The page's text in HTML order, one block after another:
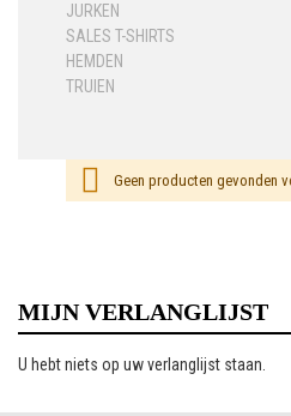
Geen producten gevonden
JURKEN
SALES T-SHIRTS
HEMDEN
TRUIEN
MIJN VERLANGLIJST
U hebt niets op uw verlanglijst staan.